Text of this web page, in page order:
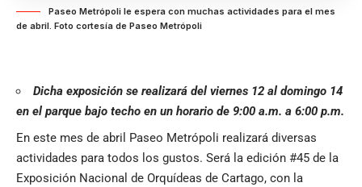
Paseo Metrópoli le espera con muchas actividades para el mes
de abril. Foto cortesía de Paseo Metrópoli
Dicha exposición se realizará del viernes 12 al domingo 14
en el parque bajo techo en un horario de 9:00 a.m. a 6:00 p.m.
En este mes de abril Paseo Metrópoli realizará diversas
actividades para todos los gustos. Será la edición #45 de la
Exposición Nacional de Orquídeas de Cartago, con la